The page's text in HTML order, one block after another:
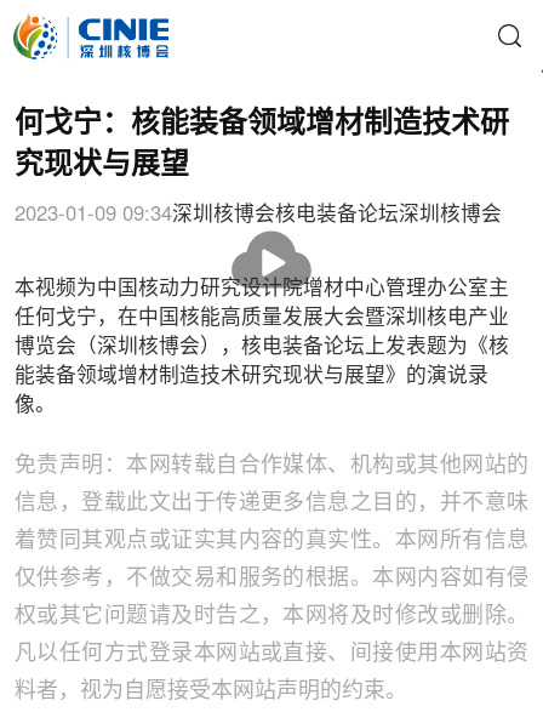
何戈宁：核能装备领域增材制造技术研
究现状与展望
2023-01-09 09:34深圳核博会核电装备论坛深圳核博会
放
本视频为中国核动力研究设计院增材中心管理办公室主
任何戈宁，在中国核能高质量发展大会暨深圳核电产业
博览会（深圳核博会），核电装备论坛上发表题为《核
能装备领域增材制造技术研究现状与展望》的演说录
像。
免责声明：本网转载自合作媒体、机构或其他网站的
信息，登载此文出于传递更多信息之目的，并不意味
着赞同其观点或证实其内容的真实性。本网所有信息
仅供参考，不做交易和服务的根据。本网内容如有侵
权或其它问题请及时告之，本网将及时修改或删除。
凡以任何方式登录本网站或直接、间接使用本网站资
料者，视为自愿接受本网站声明的约束。